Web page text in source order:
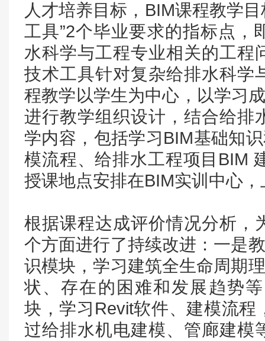
人才培养目标，BIM课程教学
工具”2个毕业要求的指标点，
水科学与工程专业相关的工程
技术工具针对复杂给排水科学
程教学以学生为中心，以学习
进行教学组织设计，结合给排
学内容，包括学习BIM基础知
模流程、给排水工程项目BIM
授课地点安排在BIM实训中心
根据课程达成评价情况分析，
个方面进行了持续改进：一是
识模块，学习建筑全生命周期
状、存在的困难和发展趋势
块，学习Revit软件、建模流
过给排水机电建模、管廊建模